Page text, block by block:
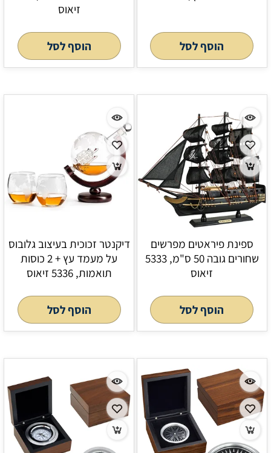
הוסף לסל
זיאוס
הוסף לסל
ספינת פיראטים מפרשים
שחורים גובה 50 ס"מ, 5333
זיאוס
הוסף לסל
דיקנטר זכוכית בעיצוב גלובוס
על מעמד עץ + 2 כוסות
תואמות, 5336 זיאוס
הוסף לסל